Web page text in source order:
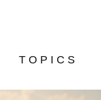
TOPICS